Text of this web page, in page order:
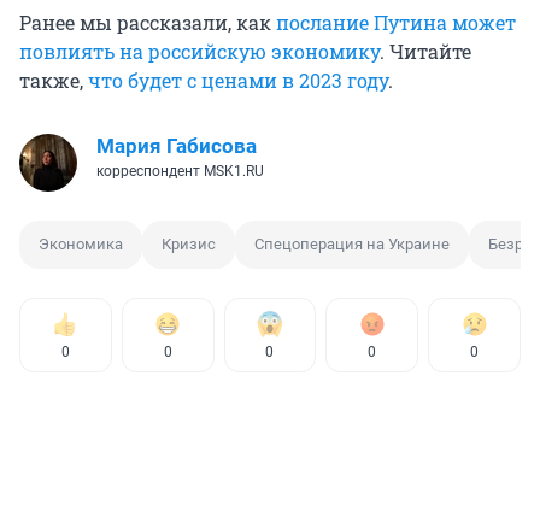
Ранее мы рассказали, какпослание Путина может
повлиять на российскую экономику. Читайте
также,что будет с ценами в 2023 году.
Мария Габисова
корреспондент MSK1.RU
Экономика Кризис Спецоперация на Украине
0 0 0 0 0